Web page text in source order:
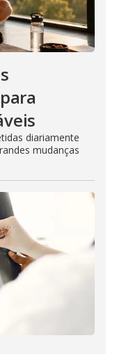
diariamente
mudanças